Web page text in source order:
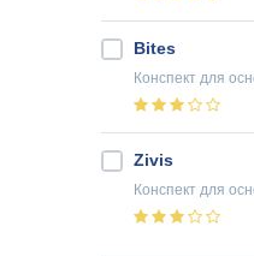
Bites
Конспект для
Zivis
Конспект для